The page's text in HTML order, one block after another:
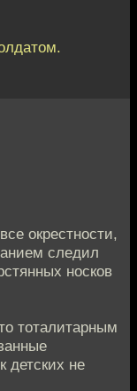
окрестности,
следил
носков
тоталитарным
детских не